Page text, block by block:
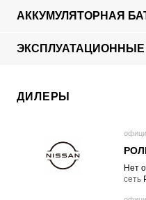
АККУМУЛЯТОРНАЯ
ЭКСПЛУАТАЦИОННЫЕ
ДИЛЕРЫ
Нет
cеть